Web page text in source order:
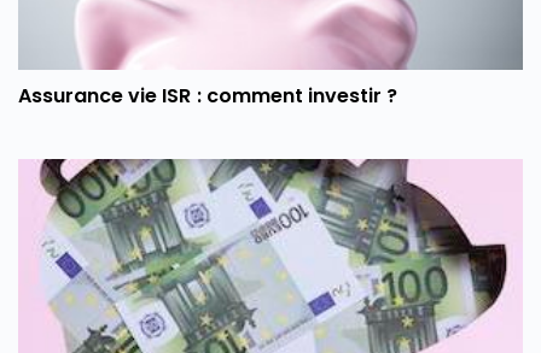
Assurance vie ISR : comment investir ?